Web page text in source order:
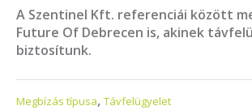
A Szentinel Kft. referenciái között
Future Of Debrecen is, akinek
biztosítunk.
Megbízás típusa, Távfelügyelet